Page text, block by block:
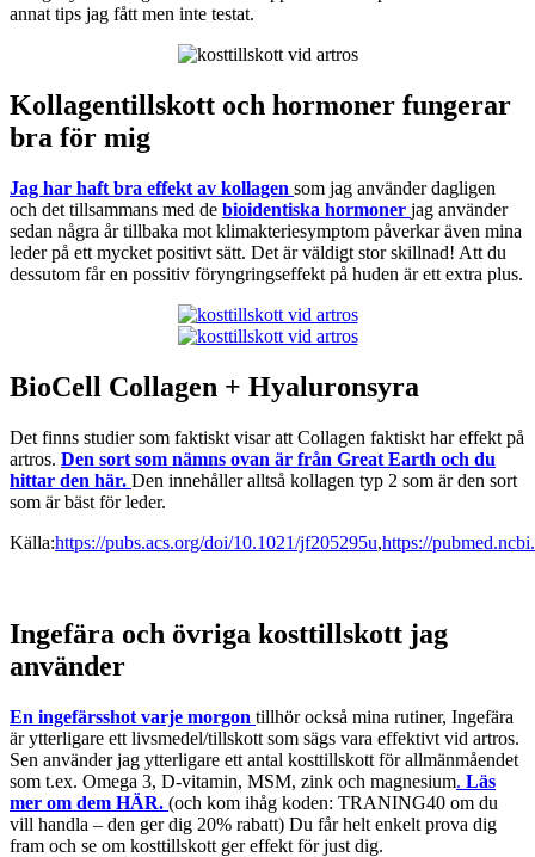
annat tips jag fått men inte testat.
Kollagentillskott och hormoner fungerar
bra för mig
Jag har haft bra effekt av kollagen som jag använder dagligen
och det tillsammans med de bioidentiska hormoner jag använder
sedan några år tillbaka mot klimakteriesymptom påverkar även mina
leder på ett mycket positivt sätt. Det är väldigt stor skillnad! Att du
dessutom får en possitiv föryngringseffekt på huden är ett extra plus.
BioCell Collagen + Hyaluronsyra
Det finns studier som faktiskt visar att Collagen faktiskt har effekt på
artros. Den sort som nämns ovan är från Great Earth och du
hittar den här. Den innehåller alltså kollagen typ 2 som är den sort
som är bäst för leder.
Källa:https://pubs.acs.org/doi/10.1021/jf205295u,https://
Ingefära och övriga kosttillskott jag
använder
En ingefärsshot varje morgon tillhör också mina rutiner, Ingefära
är ytterligare ett livsmedel/tillskott som sägs vara effektivt vid artros.
Sen använder jag ytterligare ett antal kosttillskott för allmänmåendet
som t.ex. Omega 3, D-vitamin, MSM, zink och magnesium. Läs
mer om dem HÄR. (och kom ihåg koden: TRANING40 om du
vill handla – den ger dig 20% rabatt) Du får helt enkelt prova dig
fram och se om kosttillskott ger effekt för just dig.